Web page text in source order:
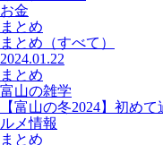
お金
まとめ
まとめ （すべて）
2024.01.22
まとめ
富山の雑学
【富山の冬2024】初め
ルメ情報
まとめ